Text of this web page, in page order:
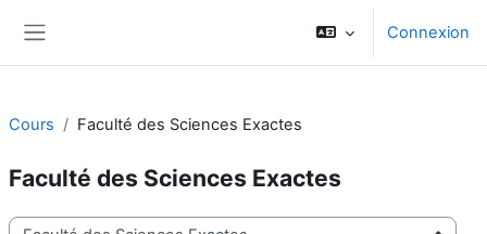
Connexion
Cours Faculté des Sciences Exactes
Faculté des Sciences Exactes